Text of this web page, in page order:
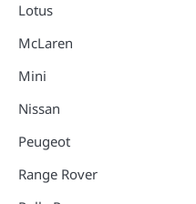
Lotus
McLaren
Mini
Nissan
Peugeot
Range Rover